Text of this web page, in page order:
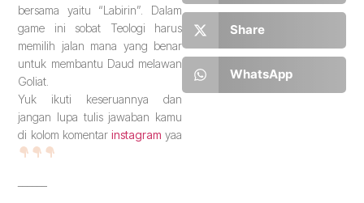
bersama yaitu “Labirin”. Dalam
game ini sobat Teologi harus
memilih jalan mana yang benar
untuk membantu Daud melawan
Goliat.
Yuk ikuti keseruannya dan
jangan lupa tulis jawaban kamu
di kolom komentar instagram yaa
Share
WhatsApp